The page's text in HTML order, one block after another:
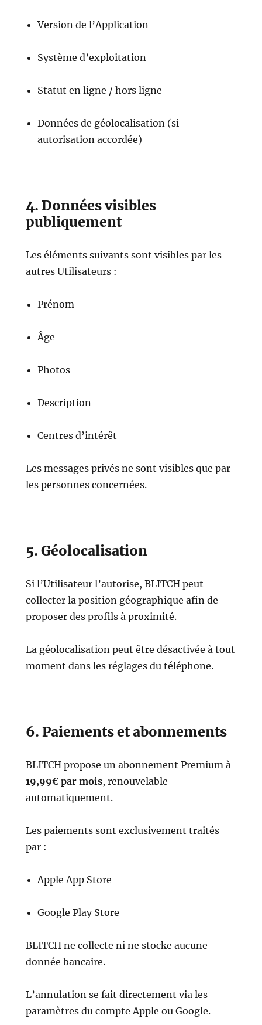
Version de l’Application
Système d’exploitation
Statut en ligne / hors ligne
Données de géolocalisation (si
autorisation accordée)
4. Données visibles
publiquement
Les éléments suivants sont visibles par les
autres Utilisateurs :
Prénom
Âge
Photos
Description
Centres d’intérêt
Les messages privés ne sont visibles que par
les personnes concernées.
5. Géolocalisation
Si l’Utilisateur l’autorise, BLITCH peut
collecter la position géographique afin de
proposer des profils à proximité.
La géolocalisation peut être désactivée à tout
moment dans les réglages du téléphone.
6. Paiements et abonnements
BLITCH propose un abonnement Premium à
19,99€ par mois, renouvelable
automatiquement.
Les paiements sont exclusivement traités
par :
Apple App Store
Google Play Store
BLITCH ne collecte ni ne stocke aucune
donnée bancaire.
L’annulation se fait directement via les
paramètres du compte Apple ou Google.